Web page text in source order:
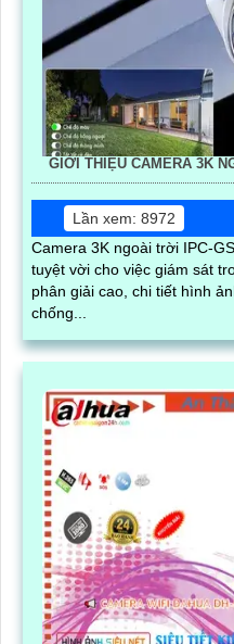
GIỚI THIỆU CAMERA 3K
Lần xem: 8972
Camera 3K ngoài trời IPC-
tuyệt vời cho việc giám sát trong
phân giải cao, chi tiết hình
chống...